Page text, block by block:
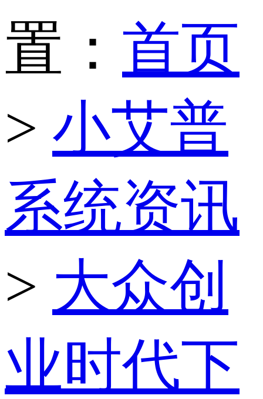
置： 首页
> 小艾普
系统资讯
> 大众创
业时代下